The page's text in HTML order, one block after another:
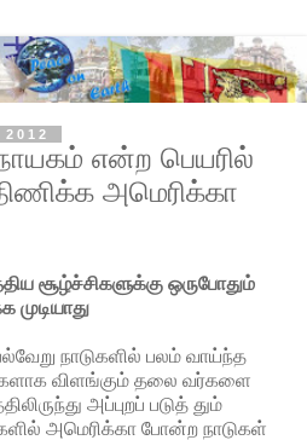
என்ற பெயரில்
அமெரிக்கா
சூழ்ச்சிகளுக்கு ஒருபோதும்
முடியாது
நாடுகளில் பலம் வாய்ந்த
விளங்கும் தலை வர்களை
அப்புறப் படுத் தும்
அமெரிக்கா போன்ற நாடுகள்